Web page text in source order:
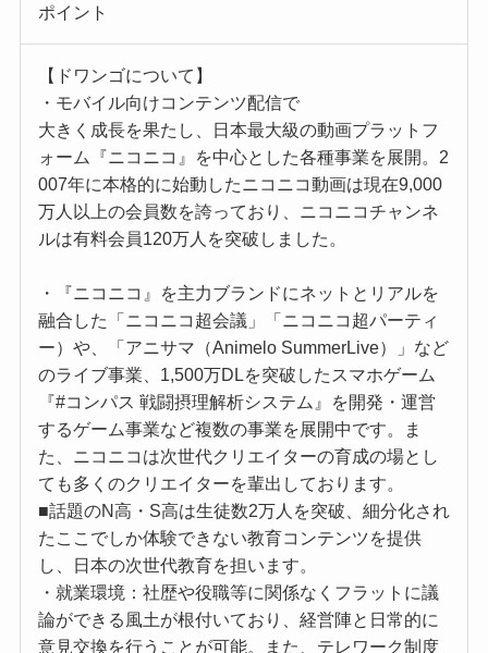
ポイント
【ドワンゴについて】
・モバイル向けコンテンツ配信で
大きく成長を果たし、日本最大級の動画プラットフ
ォーム『ニコニコ』を中心とした各種事業を展開。2
007年に本格的に始動したニコニコ動画は現在9,000
万人以上の会員数を誇っており、ニコニコチャンネ
ルは有料会員120万人を突破しました。
・『ニコニコ』を主力ブランドにネットとリアルを
融合した「ニコニコ超会議」「ニコニコ超パーティ
ー）や、「アニサマ（Animelo SummerLive）」など
のライブ事業、1,500万DLを突破したスマホゲーム
『#コンパス 戦闘摂理解析システム』を開発・運営
するゲーム事業など複数の事業を展開中です。ま
た、ニコニコは次世代クリエイターの育成の場とし
ても多くのクリエイターを輩出しております。
■話題のN高・S高は生徒数2万人を突破、細分化され
たここでしか体験できない教育コンテンツを提供
し、日本の次世代教育を担います。
・就業環境：社歴や役職等に関係なくフラットに議
論ができる風土が根付いており、経営陣と日常的に
意見交換を行うことが可能。また、テレワーク制度